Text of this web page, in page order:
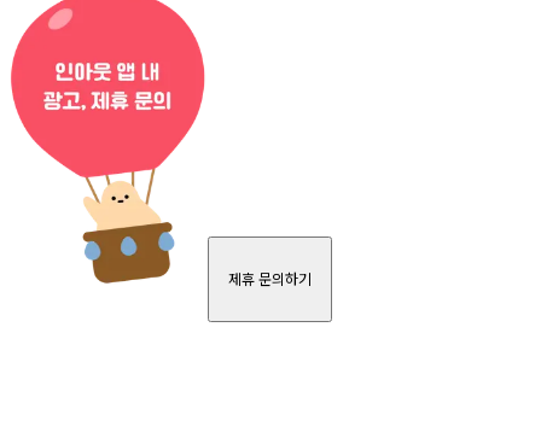
제휴 문의하기